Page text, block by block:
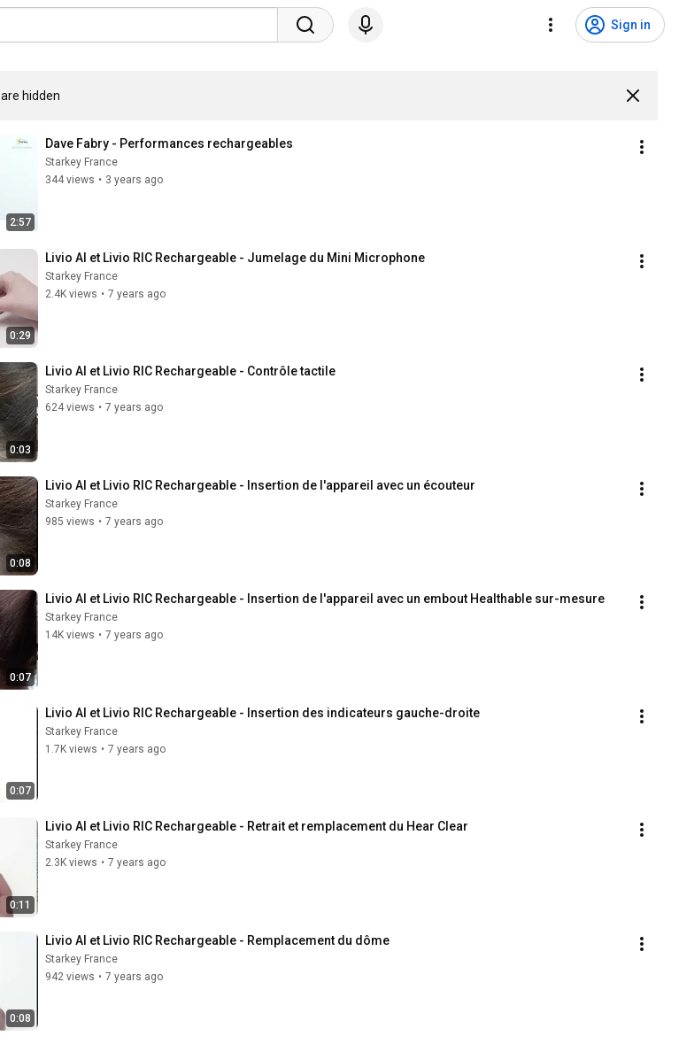
Sign in
hidden
2:57
Dave Fabry - Performances rechargeables
Starkey France
344 views • 3 years ago
0:29
Livio AI et Livio RIC Rechargeable - Jumelage du Mini Microphone
Starkey France
2.4K views • 7 years ago
0:03
Livio AI et Livio RIC Rechargeable - Contrôle tactile
Starkey France
624 views • 7 years ago
0:08
Livio AI et Livio RIC Rechargeable - Insertion de l'appareil avec un écouteur
Starkey France
985 views • 7 years ago
0:07
Livio AI et Livio RIC Rechargeable - Insertion de l'appareil avec un embout Healthable sur-mesure
Starkey France
14K views • 7 years ago
0:07
Livio AI et Livio RIC Rechargeable - Insertion des indicateurs gauche-droite
Starkey France
1.7K views • 7 years ago
0:11
Livio AI et Livio RIC Rechargeable - Retrait et remplacement du Hear Clear
Starkey France
2.3K views • 7 years ago
0:08
Livio AI et Livio RIC Rechargeable - Remplacement du dôme
Starkey France
942 views • 7 years ago